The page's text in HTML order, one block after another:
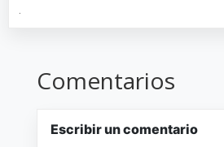
.
Comentarios
Escribir un comentario